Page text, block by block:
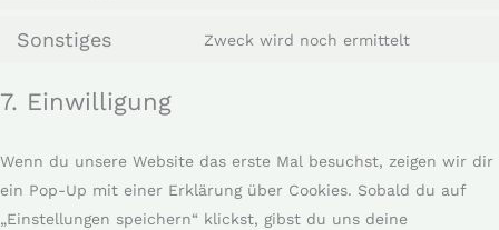
Sonstiges Zweck wird noch ermittelt
7. Einwilligung
Wenn du unsere Website das erste Mal besuchst, zeigen wir dir
ein Pop-Up mit einer Erklärung über Cookies. Sobald du auf
„Einstellungen speichern“ klickst, gibst du uns deine